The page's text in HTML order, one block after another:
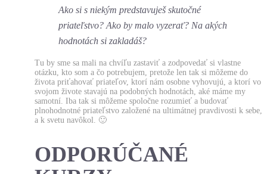
Ako si s niekým predstavuješ skutočné
priateľstvo? Ako by malo vyzerať? Na akých
hodnotách si zakladáš?
Tu by sme sa mali na chvíľu zastaviť a zodpovedať si vlastne
otázku, kto som a čo potrebujem, pretože len tak si môžeme do
života priťahovať priateľov, ktorí nám osobne vyhovujú, a ktorí vo
svojom živote stavajú na podobných hodnotách, aké máme my
samotní. Iba tak si môžeme spoločne rozumieť a budovať
plnohodnotné priateľstvo založené na ultimátnej pravdivosti k sebe,
a k svetu navôkol. 🙂
ODPORÚČANÉ